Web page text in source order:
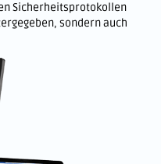
Sicherheitsprotokollen
sondern auch